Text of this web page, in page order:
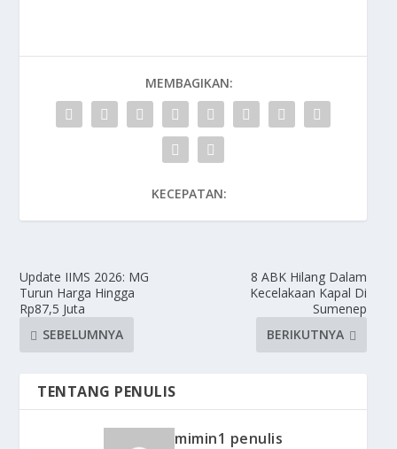
MEMBAGIKAN:
KECEPATAN:
Update IIMS 2026: MG
Turun Harga Hingga
Rp87,5 Juta
SEBELUMNYA
8 ABK Hilang Dalam
Kecelakaan Kapal Di
Sumenep
BERIKUTNYA
TENTANG PENULIS
mimin1 penulis